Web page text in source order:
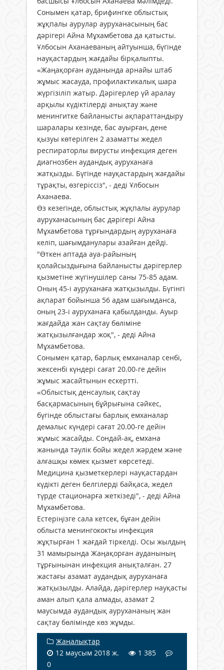
Сонымен қатар, брифингке облыстық
жұқпалы аурулар ауруханасының бас
дәрігері Айна Мұхамбетова да қатысты.
Ұлбосын Аханаеваның айтуынша, бүгінде
науқастардың жағдайы бірқалыпты.
«Жаңақорған ауданында арнайы штаб
жұмыс жасауда, профилактикалық шара
жүргізіліп жатыр. Дәрігерлер үй аралау
арқылы күдіктілерді анықтау жəне
менингитке байланысты ақпараттандыру
шаралары кезінде, бас ауырған, дене
қызуы көтерілген 2 азаматты жедел
респираторлы вирусты инфекция деген
диагнозбен аудандық ауруханаға
жатқызды. Бүгінде науқастардың жағдайы
тұрақты, өзгеріссіз", - деді Ұлбосын
Аханаева.
Өз кезегінде, облыстық жұқпалы аурулар
ауруханасының бас дәрігері Айна
Мұхамбетова тұрғындардың ауруханаға
келіп, шағымданулары азайған дейді.
"Өткен аптада ауа-райының
қолайсыздығына байланысты дәрігерлер
қызметіне жүгінушілер саны 75-85 адам.
Оның 45-і ауруханаға жатқызылды. Бүгінгі
ақпарат бойынша 56 адам шағымданса,
оның 23-і ауруханаға қабылданды. Ауыр
жағдайда жан сақтау бөліміне
жатқызылғандар жоқ", - деді Айна
Мұхамбетова.
Сонымен қатар, барлық емханалар сенбі,
жексенбі күндері сағат 20.00-ге дейін
жұмыс жасайтынын ескертті.
«Облыстық денсаулық сақтау
басқармасының бұйрығына сәйкес,
бүгінде облыстағы барлық емханалар
демалыс күндері сағат 20.00-ге дейін
жұмыс жасайды. Сондай-ақ, емхана
жанында тәулік бойы жедел жәрдем және
алғашқы көмек қызмет көрсетеді.
Медицина қызметкерлері науқастардан
күдікті деген белгілерді байқаса, жедел
түрде стационарға жеткізеді", - деді Айна
Мұхамбетова.
Естеріңізге сала кетсек, бұған дейін
облыста менингококты инфекция
жұқтырған 1 жағдай тіркелді. Осы жылдың
31 мамырында Жаңақорған ауданының
тұрғынынан инфекция анықталған. 27
жастағы азамат аудандық ауруханаға
жатқызылды. Алайда, дәрігерлер науқасты
аман алып қала алмады, азамат 2
маусымда аудандық аурухананың жан
сақтау бөлімінде көз жұмды.
Жаңалықтар
12 маусым 2018 ж.
1 385
0